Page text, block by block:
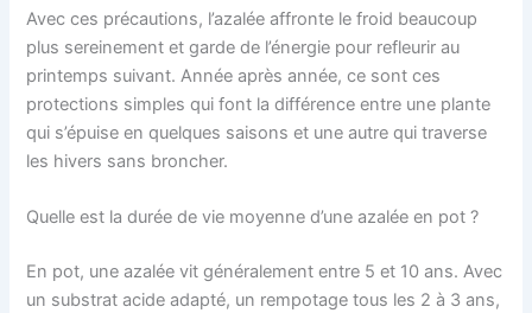
Avec ces précautions, l’azalée affronte le froid beaucoup
plus sereinement et garde de l’énergie pour refleurir au
printemps suivant. Année après année, ce sont ces
protections simples qui font la différence entre une plante
qui s’épuise en quelques saisons et une autre qui traverse
les hivers sans broncher.
Quelle est la durée de vie moyenne d’une azalée en pot ?
En pot, une azalée vit généralement entre 5 et 10 ans. Avec
un substrat acide adapté, un rempotage tous les 2 à 3 ans,